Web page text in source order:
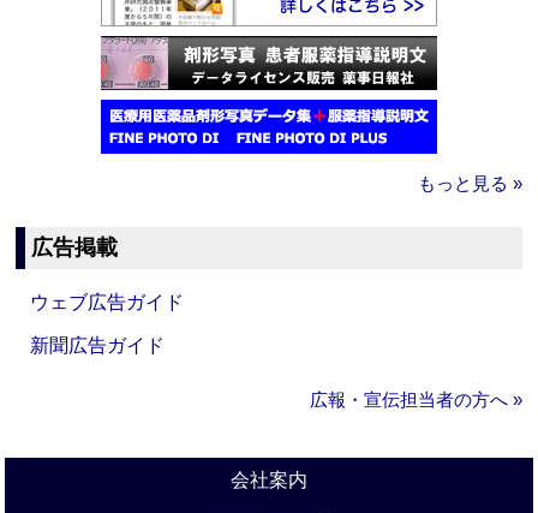
もっと見る »
広告掲載
ウェブ広告ガイド
新聞広告ガイド
広報・宣伝担当者の方へ »
会社案内